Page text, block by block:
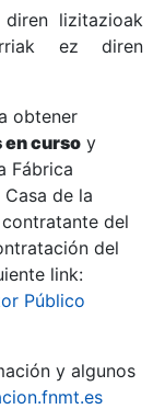
lizitazioak
ez diren
obtener
curso y
Fábrica
de la
del
del
link:
Público
y algunos